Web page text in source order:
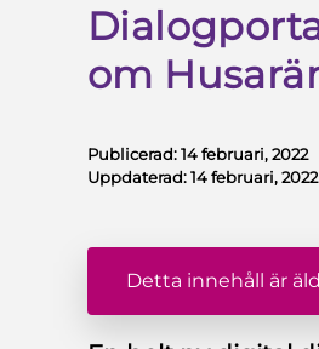
om
Publicerad:14 februari, 2022
Uppdaterad:14 februari, 2022
Detta innehåll är